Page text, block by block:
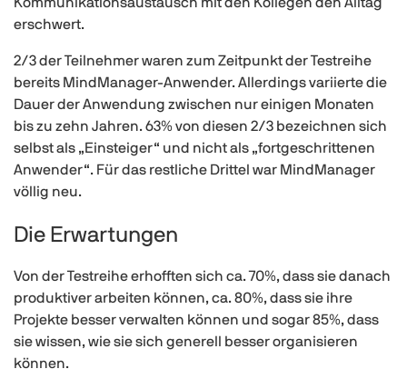
erschwert.
2/3 der Teilnehmer waren zum Zeitpunkt der Testreihe
bereits MindManager-Anwender. Allerdings variierte die
Dauer der Anwendung zwischen nur einigen Monaten
bis zu zehn Jahren. 63% von diesen 2/3 bezeichnen sich
selbst als „Einsteiger“ und nicht als „fortgeschrittenen
Anwender“. Für das restliche Drittel war MindManager
völlig neu.
Die Erwartungen
Von der Testreihe erhofften sich ca. 70%, dass sie danach
produktiver arbeiten können, ca. 80%, dass sie ihre
Projekte besser verwalten können und sogar 85%, dass
sie wissen, wie sie sich generell besser organisieren
können.